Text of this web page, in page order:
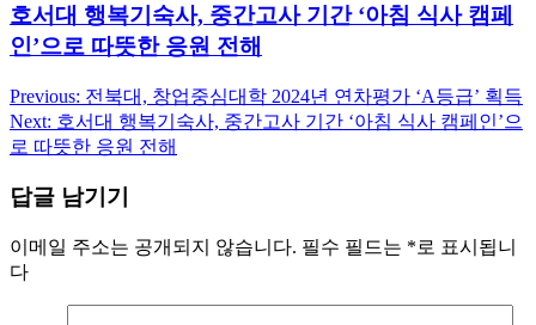
호서대 행복기숙사, 중간고사 기간 ‘아침 식사 캠페
인’으로 따뜻한 응원 전해
글
탐
색
Previous: 전북대, 창업중심대학 2024년 연차평가 ‘A등급’ 획득
Next: 호서대 행복기숙사, 중간고사 기간 ‘아침 식사 캠페인’으
로 따뜻한 응원 전해
답글 남기기
이메일 주소는 공개되지 않습니다. 필수 필드는 *로 표시됩니
다